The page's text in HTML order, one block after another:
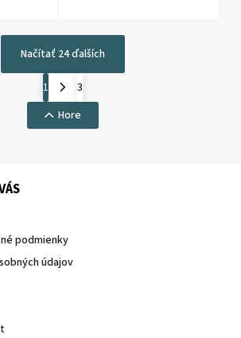
Načítať 24 ďalších
1
3
Hore
podmienky
údajov